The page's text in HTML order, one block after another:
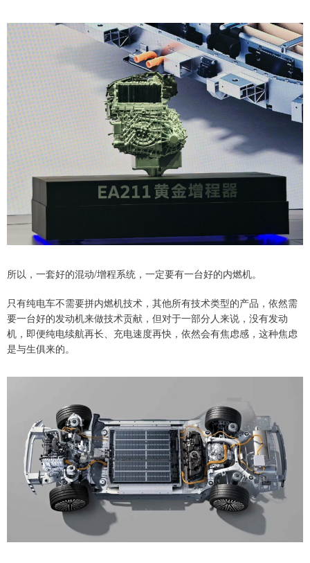
所以，一套好的混动/增程系统，一定要有一台好的内燃机。
只有纯电车不需要拼内燃机技术，其他所有技术类型的产品，依然需
要一台好的发动机来做技术贡献，但对于一部分人来说，没有发动
机，即便纯电续航再长、充电速度再快，依然会有焦虑感，这种焦虑
是与生俱来的。